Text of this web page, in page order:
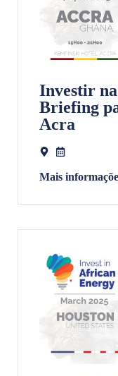
Investir
Briefing
Acra
Mais